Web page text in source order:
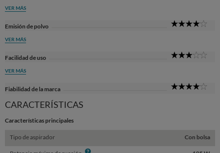
VER MÁS
Emisión de polvo
VER MÁS
Facilidad de uso
VER MÁS
Fiabilidad de la marca
CARACTERÍSTICAS
Características principales
Tipo de aspirador Con bolsa